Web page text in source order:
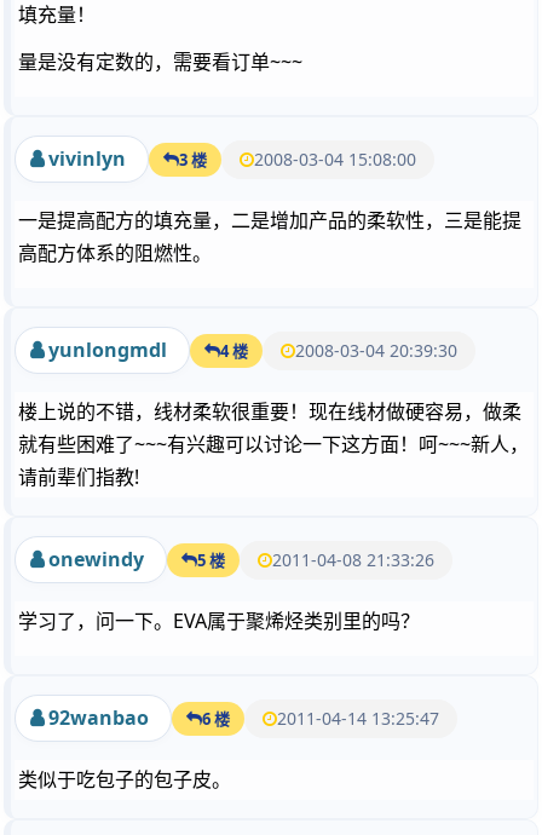
填充量！
量是没有定数的，需要看订单~~~
vivinlyn 3 楼 2008-03-04 15:08:00
一是提高配方的填充量，二是增加产品的柔软性，三是能提
高配方体系的阻燃性。
yunlongmdl 4 楼 2008-03-04 20:39:30
楼上说的不错，线材柔软很重要！现在线材做硬容易，做柔
就有些困难了~~~有兴趣可以讨论一下这方面！呵~~~新人，
请前辈们指教!
onewindy 5 楼 2011-04-08 21:33:26
学习了，问一下。EVA属于聚烯烃类别里的吗？
92wanbao 6 楼 2011-04-14 13:25:47
类似于吃包子的包子皮。